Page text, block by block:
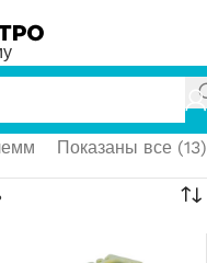
Показаны все (13)